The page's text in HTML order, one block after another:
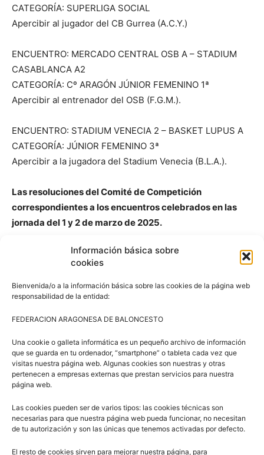
Información básica sobre
cookies
Bienvenida/o a la información básica sobre las cookies de la página web
responsabilidad de la entidad:
FEDERACION ARAGONESA DE BALONCESTO
Una cookie o galleta informática es un pequeño archivo de información
que se guarda en tu ordenador, “smartphone” o tableta cada vez que
visitas nuestra página web. Algunas cookies son nuestras y otras
pertenecen a empresas externas que prestan servicios para nuestra
página web.
Las cookies pueden ser de varios tipos: las cookies técnicas son
necesarias para que nuestra página web pueda funcionar, no necesitan
de tu autorización y son las únicas que tenemos activadas por defecto.
El resto de cookies sirven para mejorar nuestra página, para
CATEGORÍA: SUPERLIGA SOCIAL
Apercibir al jugador del CB Gurrea (A.C.Y.)
ENCUENTRO: MERCADO CENTRAL OSB A – STADIUM
CASABLANCA A2
CATEGORÍA: Cº ARAGÓN JÚNIOR FEMENINO 1ª
Apercibir al entrenador del OSB (F.G.M.).
ENCUENTRO: STADIUM VENECIA 2 – BASKET LUPUS A
CATEGORÍA: JÚNIOR FEMENINO 3ª
Apercibir a la jugadora del Stadium Venecia (B.L.A.).
Las resoluciones del Comité de Competición
correspondientes a los encuentros celebrados en las
jornada del 1 y 2 de marzo de 2025.
ENCUENTRO: LA SALLE MONTEMOLÍN – CB
CATEGORÍA: PREINFANTIL MASCULINO B
Sancionar con dos encuentros de suspensión al jugador
de La Salle Montemolín (M.F.V.).
ENCUENTRO: ALFINDÉN CB – CALASANZ
CATEGORÍA: ALEVÍN MASCULINO C
Sancionar con dos encuentros de suspensión al jugador
de Calasanz (A.J.R.R.).
ENCUENTRO: CRISTO REY A – PEÑAS C
CATEGORÍA: 2ª ARAGONESA MASCULINA